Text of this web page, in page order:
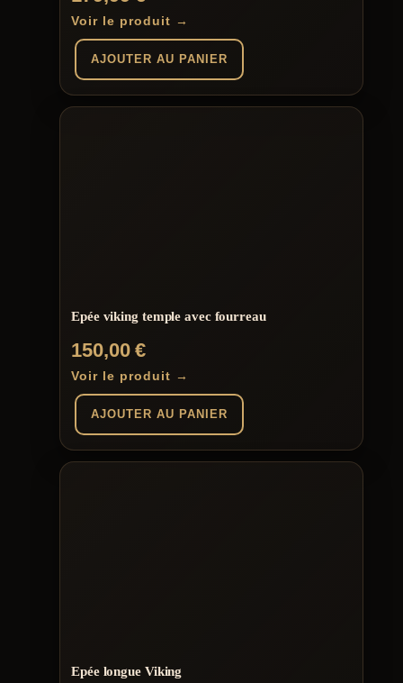
Voir le produit →
AJOUTER AU PANIER
Epée viking temple avec fourreau
150,00€
Voir le produit →
AJOUTER AU PANIER
Epée longue Viking